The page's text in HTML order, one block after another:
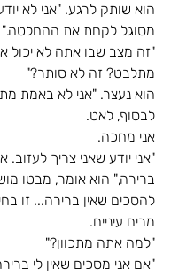
הוא שותק לרגע. "אני לא
מסוגל לקחת את ההחלטה."
"זה מצב שבו אתה לא יכול
מתלבט? זה לא סותר?"
הוא נעצר. "אני לא באמת
לבסוף, לאט.
אני מחכה.
"אני יודע שאני צריך לעזוב.
ברירה," הוא אומר, מבטו
להסכים שאין ברירה... זו
מרים עיניים.
"למה אתה מתכוון?"
"אם אני מסכים שאין לי